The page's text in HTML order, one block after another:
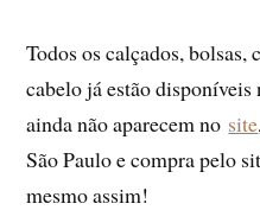
Todos os calçados, bolsas,
cabelo já estão disponíveis
ainda não aparecem no site
São Paulo e compra pelo
mesmo assim!